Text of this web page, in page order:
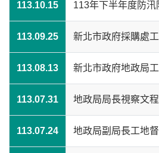
113.10.15 113年下半年度防
113.09.25 新北市政府採購處
113.08.13 新北市政府地政局
113.07.31 地政局局長視察文
113.07.24 地政局副局長工地